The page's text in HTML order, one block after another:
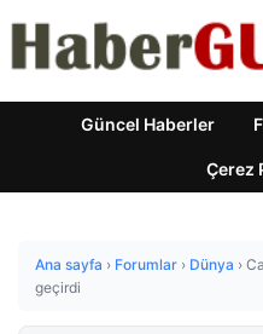
Güncel Haberler
Çerez
Ana sayfa › Forumlar › Dünya ›
geçirdi